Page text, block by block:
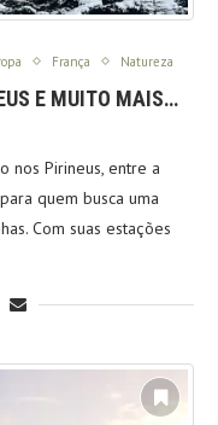
França Natureza
E MUITO MAIS…
nos Pirineus, entre a
quem busca uma
Com suas estações